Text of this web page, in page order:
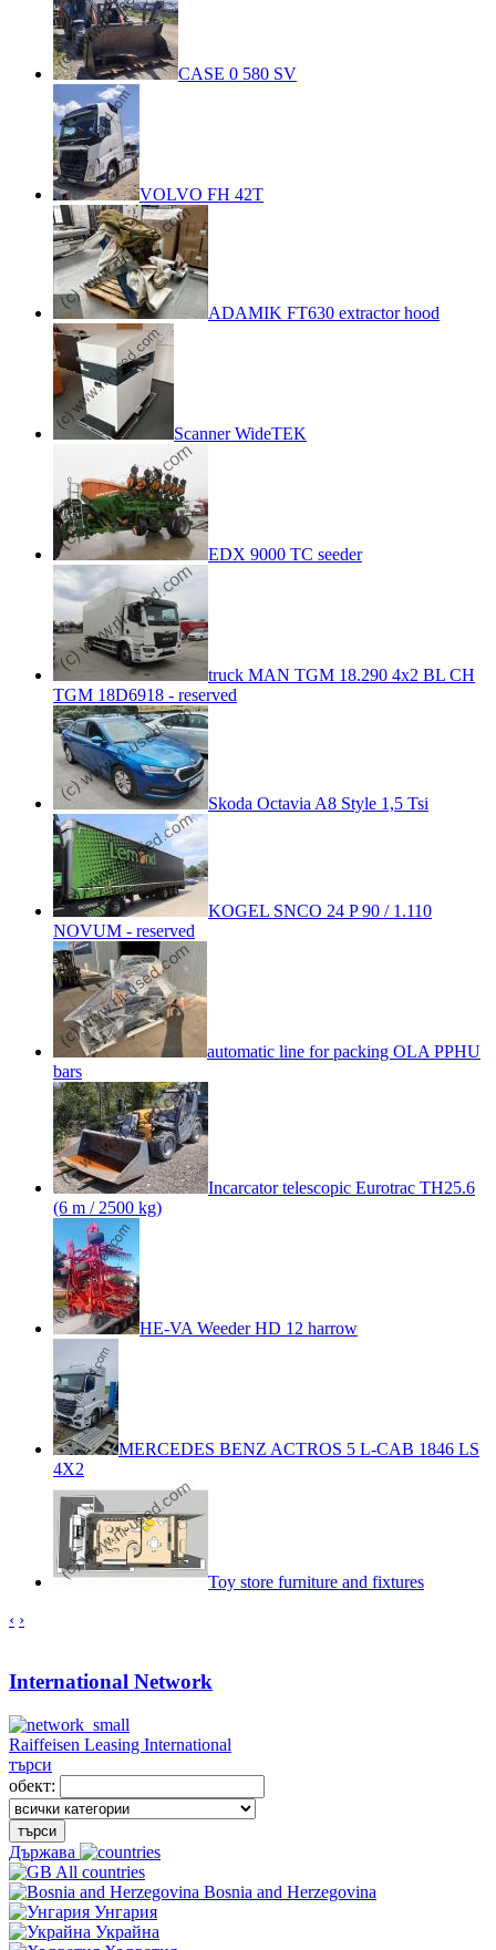
CASE 0 580 SV
VOLVO FH 42T
ADAMIK FT630 extractor hood
Scanner WideTEK
EDX 9000 TC seeder
truck MAN TGM 18.290 4x2 BL CH
TGM 18D6918 - reserved
Skoda Octavia A8 Style 1,5 Tsi
KOGEL SNCO 24 P 90 / 1.110
NOVUM - reserved
automatic line for packing OLA PPHU
bars
Incarcator telescopic Eurotrac TH25.6
(6 m / 2500 kg)
HE-VA Weeder HD 12 harrow
MERCEDES BENZ ACTROS 5 L-CAB 1846 LS
4X2
Toy store furniture and fixtures
‹ ›
International Network
Raiffeisen Leasing International
търси
обект:
търси
Държава
All countries
Bosnia and Herzegovina
Унгария
Украйна